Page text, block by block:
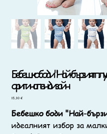
Бебешко боди "Най-бързият
оригинален дизайн
Цена
15,30 €
Бебешко боди "Най-
идеалният избор за